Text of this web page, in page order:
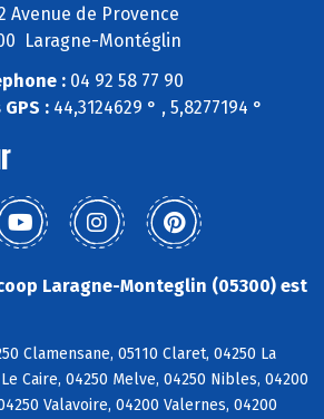
Avenue de Provence
Laragne-Montéglin
:04 92 58 77 90
: 44,3124629 ° , 5,8277194 °
Laragne-Monteglin (05300) est
Clamensane, 05110 Claret, 04250 La
Caire, 04250 Melve, 04250 Nibles, 04200
Valavoire, 04200 Valernes, 04200